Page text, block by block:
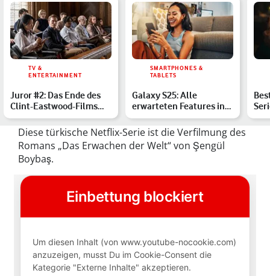
TV &
ENTERTAINMENT
Juror #2: Das Ende des
Clint-Eastwood-Films
erklärt
SMARTPHONES &
TABLETS
Galaxy S25: Alle
erwarteten Features in
der Übersicht
Diese türkische Netflix-Serie ist die Verfilmung des
Romans „Das Erwachen der Welt“ von Şengül
Boybaş.